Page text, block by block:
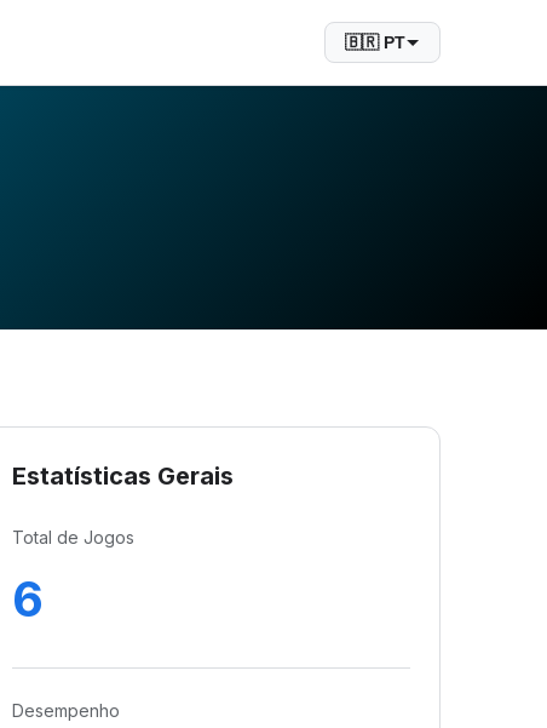
🇧🇷 PT
Estatísticas Gerais
Total de Jogos
6
Desempenho